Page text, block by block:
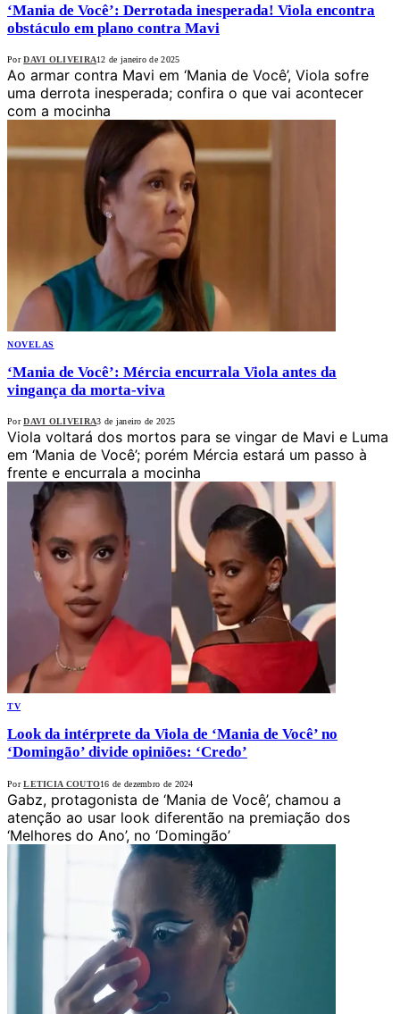
‘Mania de Você’: Derrotada inesperada! Viola encontra
obstáculo em plano contra Mavi
Por DAVI OLIVEIRA12 de janeiro de 2025
Ao armar contra Mavi em ‘Mania de Você’, Viola sofre
uma derrota inesperada; confira o que vai acontecer
com a mocinha
NOVELAS
‘Mania de Você’: Mércia encurrala Viola antes da
vingança da morta-viva
Por DAVI OLIVEIRA3 de janeiro de 2025
Viola voltará dos mortos para se vingar de Mavi e Luma
em ‘Mania de Você’; porém Mércia estará um passo à
frente e encurrala a mocinha
TV
Look da intérprete da Viola de ‘Mania de Você’ no
‘Domingão’ divide opiniões: ‘Credo’
Por LETICIA COUTO16 de dezembro de 2024
Gabz, protagonista de ‘Mania de Você’, chamou a
atenção ao usar look diferentão na premiação dos
‘Melhores do Ano’, no ‘Domingão’